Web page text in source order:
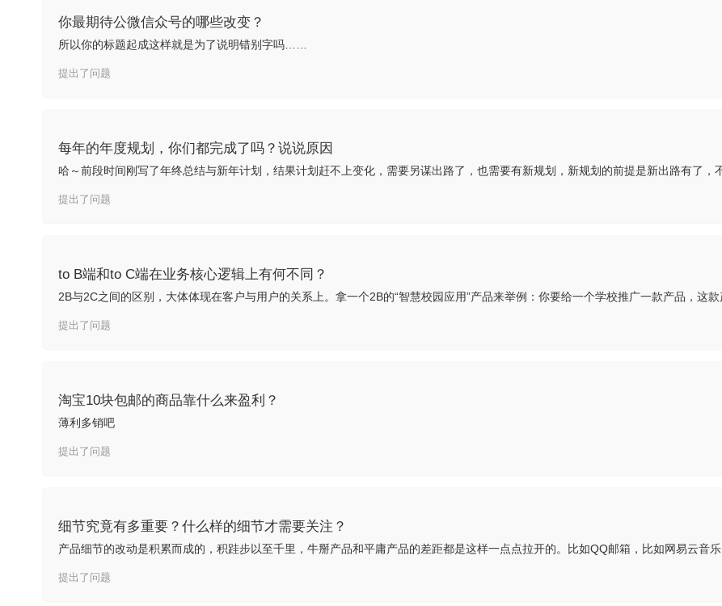
你最期待公微信众号的哪些改变？
所以你的标题起成这样就是为了说明错别字吗……
提出了问题
每年的年度规划，你们都完成了吗？说说原因
提出了问题
to B端和to C端在业务核心逻辑上有何不同？
提出了问题
淘宝10块包邮的商品靠什么来盈利？
薄利多销吧
提出了问题
细节究竟有多重要？什么样的细节才需要关注？
产品细节的改动是积累而成的，积跬步以至千里，牛掰产品和平庸产品的差距都是这样一点点拉开的。比如QQ邮箱，比如网易云音乐
提出了问题